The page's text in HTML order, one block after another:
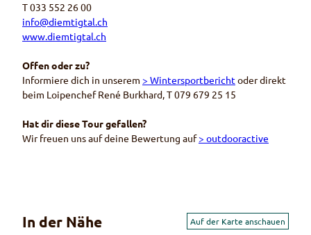
T 033 552 26 00
info@diemtigtal.ch
www.diemtigtal.ch
Offen oder zu?
Informiere dich in unserem > Wintersportberichtoder direkt
beim Loipenchef René Burkhard, T 079 679 25 15
Hat dir diese Tour gefallen?
Wir freuen uns auf deine Bewertung auf> outdooractive
In der Nähe Auf der Karte anschauen